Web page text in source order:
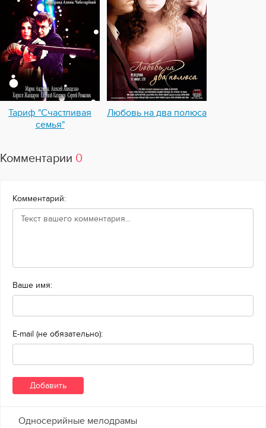
Тариф "Счастливая
семья"
Любовь на два полюса
Комментарии 0
Комментарий:
Ваше имя:
E-mail (не обязательно):
Односерийные мелодрамы